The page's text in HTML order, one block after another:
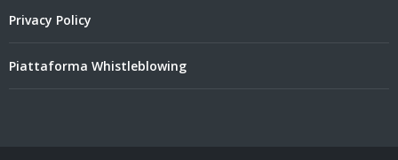
Privacy Policy
Piattaforma Whistleblowing